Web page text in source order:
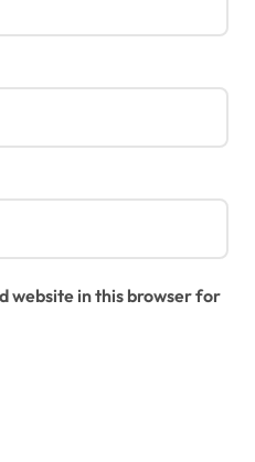
website in this browser for